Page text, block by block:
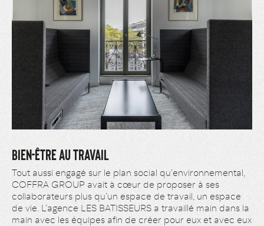
BIEN-ÊTRE AU TRAVAIL
Tout aussi engagé sur le plan social qu’environnemental,
COFFRA GROUP avait à cœur de proposer à ses
collaborateurs plus qu’un espace de travail, un espace
de vie. L’agence LES BATISSEURS a travaillé main dans la
main avec les équipes afin de créer pour eux et avec eux